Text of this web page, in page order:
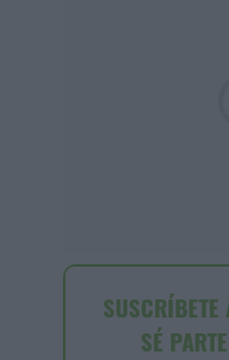
SUSCRÍBETE
SÉ